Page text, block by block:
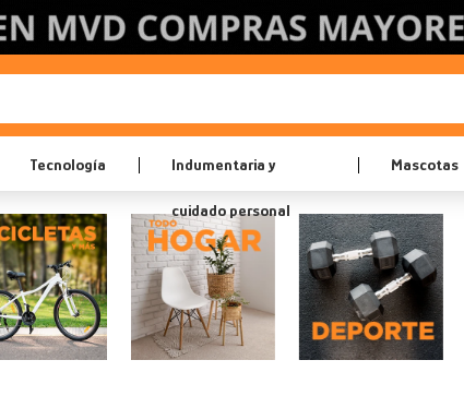
Tecnología Indumentaria y
cuidado personal
Mascotas